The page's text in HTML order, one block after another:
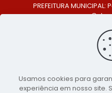
PREFEITURA
Centro, São Bento do
TELEFONE:
E-MAIL:
Usamos cookies para
experiência em nosso site.